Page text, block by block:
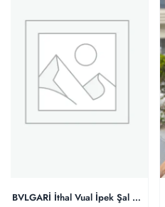
BVLGARİ İthal Vual İpek Şal – Siyah